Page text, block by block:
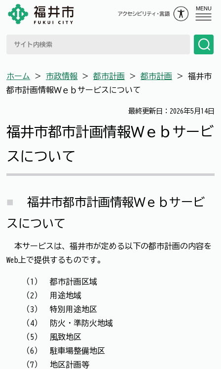
MENU
ホーム ＞ 市政情報 ＞ 都市計画 ＞ 都市計画 ＞ 福井市
都市計画情報Ｗｅｂサービスについて
最終更新日：2026年5月14日
福井市都市計画情報Ｗｅｂサービ
スについて
福井市都市計画情報Ｗｅｂサービ
スについて
本サービスは、福井市が定める以下の都市計画の内容を
Web上で提供するものです。
（1） 都市計画区域
（2） 用途地域
（3） 特別用途地区
（4） 防火・準防火地域
（5） 風致地区
（6） 駐車場整備地区
（7） 地区計画等